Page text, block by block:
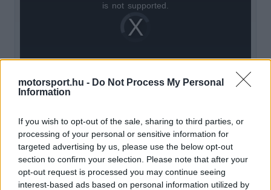
motorsport.hu - Do Not Process My Personal
Information
If you wish to opt-out of the sale, sharing to third parties, or
processing of your personal or sensitive information for
targeted advertising by us, please use the below opt-out
section to confirm your selection. Please note that after your
opt-out request is processed you may continue seeing
interest-based ads based on personal information utilized by
Video
Player
loading.
window.
is not supported.
Montoya szerint, ha a a csapatnak sikerül hat-hét
kilogrammot lefaragnia a gép tömegéből, az
önmagában körtempóban két-három
tizedmásodpercet jelenthet, a módosított első